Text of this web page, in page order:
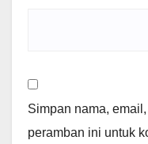
Simpan nama,
peramban ini untuk